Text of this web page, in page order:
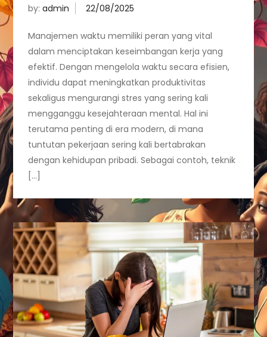
by:admin
Manajemen waktu memiliki peran yang vital
dalam menciptakan keseimbangan kerja yang
efektif. Dengan mengelola waktu secara efisien,
individu dapat meningkatkan produktivitas
sekaligus mengurangi stres yang sering kali
mengganggu kesejahteraan mental. Hal ini
terutama penting di era modern, di mana
tuntutan pekerjaan sering kali bertabrakan
dengan kehidupan pribadi. Sebagai contoh, teknik
[…]